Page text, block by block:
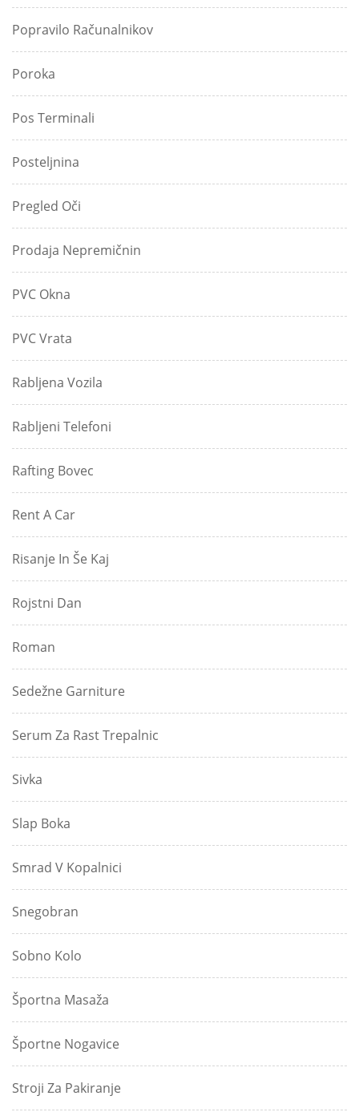
Popravilo Računalnikov
Poroka
Pos Terminali
Posteljnina
Pregled Oči
Prodaja Nepremičnin
PVC Okna
PVC Vrata
Rabljena Vozila
Rabljeni Telefoni
Rafting Bovec
Rent A Car
Risanje In Še Kaj
Rojstni Dan
Roman
Sedežne Garniture
Serum Za Rast Trepalnic
Sivka
Slap Boka
Smrad V Kopalnici
Snegobran
Sobno Kolo
Športna Masaža
Športne Nogavice
Stroji Za Pakiranje